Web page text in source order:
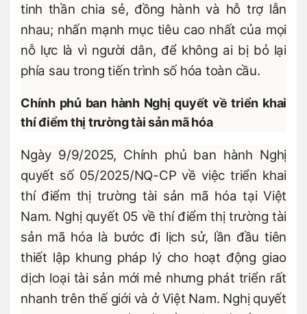
tinh thần chia sẻ, đồng hành và hỗ trợ lẫn
nhau; nhấn mạnh mục tiêu cao nhất của mọi
nỗ lực là vì người dân, để không ai bị bỏ lại
phía sau trong tiến trình số hóa toàn cầu.
Chính phủ ban hành Nghị quyết về triển khai
thí điểm thị trường tài sản mã hóa
Ngày 9/9/2025, Chính phủ ban hành Nghị
quyết số 05/2025/NQ-CP về việc triển khai
thí điểm thị trường tài sản mã hóa tại Việt
Nam. Nghị quyết 05 về thí điểm thị trường tài
sản mã hóa là bước đi lịch sử, lần đầu tiên
thiết lập khung pháp lý cho hoạt động giao
dịch loại tài sản mới mẻ nhưng phát triển rất
nhanh trên thế giới và ở Việt Nam. Nghị quyết